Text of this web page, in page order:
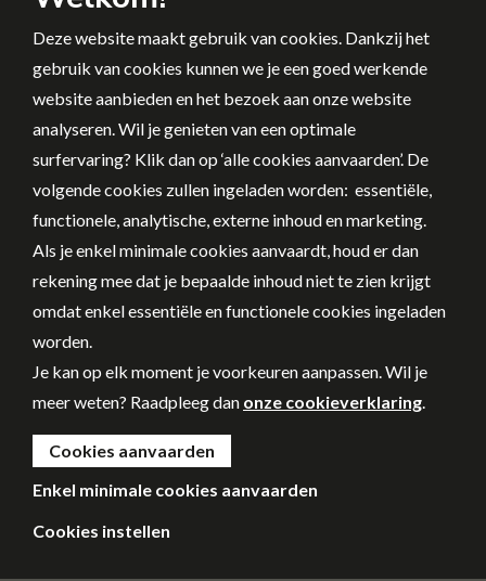
Deze website maakt gebruik van cookies. Dankzij het
gebruik van cookies kunnen we je een goed werkende
website aanbieden en het bezoek aan onze website
analyseren. Wil je genieten van een optimale
surfervaring? Klik dan op ‘alle cookies aanvaarden’. De
volgende cookies zullen ingeladen worden: essentiële,
functionele, analytische, externe inhoud en marketing.
Als je enkel minimale cookies aanvaardt, houd er dan
rekening mee dat je bepaalde inhoud niet te zien krijgt
omdat enkel essentiële en functionele cookies ingeladen
worden.
Je kan op elk moment je voorkeuren aanpassen. Wil je
meer weten? Raadpleeg dan onze cookieverklaring.
Cookies aanvaarden
Enkel minimale cookies aanvaarden
Cookies instellen